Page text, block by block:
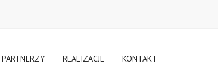
REALIZACJE KONTAKT